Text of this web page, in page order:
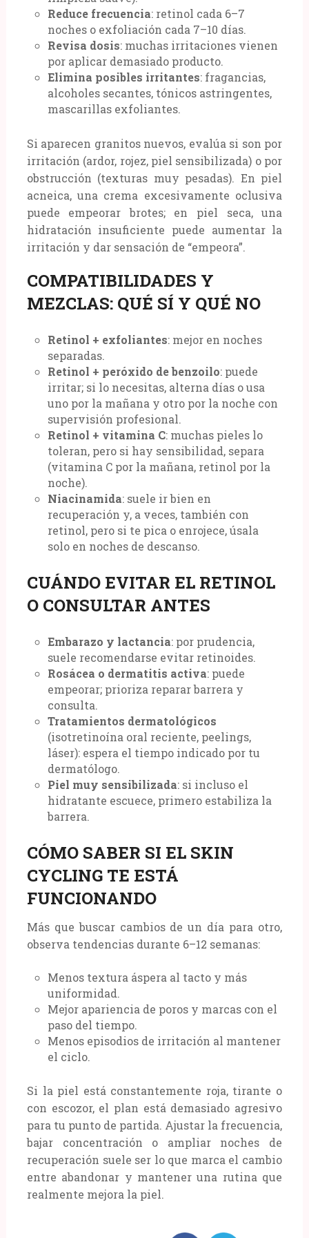
Reduce frecuencia: retinol cada 6–7
noches o exfoliación cada 7–10 días.
Revisa dosis: muchas irritaciones vienen
por aplicar demasiado producto.
Elimina posibles irritantes: fragancias,
alcoholes secantes, tónicos astringentes,
mascarillas exfoliantes.
Si aparecen granitos nuevos, evalúa si son por
irritación (ardor, rojez, piel sensibilizada) o por
obstrucción (texturas muy pesadas). En piel
acneica, una crema excesivamente oclusiva
puede empeorar brotes; en piel seca, una
hidratación insuficiente puede aumentar la
irritación y dar sensación de “empeora”.
COMPATIBILIDADES Y
MEZCLAS: QUÉ SÍ Y QUÉ NO
Retinol + exfoliantes: mejor en noches
separadas.
Retinol + peróxido de benzoilo: puede
irritar; si lo necesitas, alterna días o usa
uno por la mañana y otro por la noche con
supervisión profesional.
Retinol + vitamina C: muchas pieles lo
toleran, pero si hay sensibilidad, separa
(vitamina C por la mañana, retinol por la
noche).
Niacinamida: suele ir bien en
recuperación y, a veces, también con
retinol, pero si te pica o enrojece, úsala
solo en noches de descanso.
CUÁNDO EVITAR EL RETINOL
O CONSULTAR ANTES
Embarazo y lactancia: por prudencia,
suele recomendarse evitar retinoides.
Rosácea o dermatitis activa: puede
empeorar; prioriza reparar barrera y
consulta.
Tratamientos dermatológicos
(isotretinoína oral reciente, peelings,
láser): espera el tiempo indicado por tu
dermatólogo.
Piel muy sensibilizada: si incluso el
hidratante escuece, primero estabiliza la
barrera.
CÓMO SABER SI EL SKIN
CYCLING TE ESTÁ
FUNCIONANDO
Más que buscar cambios de un día para otro,
observa tendencias durante 6–12 semanas:
Menos textura áspera al tacto y más
uniformidad.
Mejor apariencia de poros y marcas con el
paso del tiempo.
Menos episodios de irritación al mantener
el ciclo.
Si la piel está constantemente roja, tirante o
con escozor, el plan está demasiado agresivo
para tu punto de partida. Ajustar la frecuencia,
bajar concentración o ampliar noches de
recuperación suele ser lo que marca el cambio
entre abandonar y mantener una rutina que
realmente mejora la piel.